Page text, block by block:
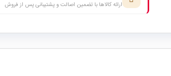
ارائه کالاها با تضمین اصالت و پشتیبانی پس از فروش